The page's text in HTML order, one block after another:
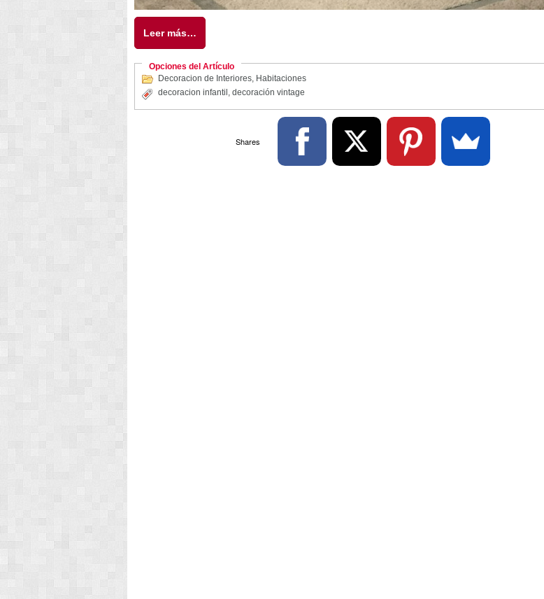
Leer más…
Opciones del Artículo
Decoracion de Interiores, Habitaciones
decoracion infantil , decoración vintage
Shares